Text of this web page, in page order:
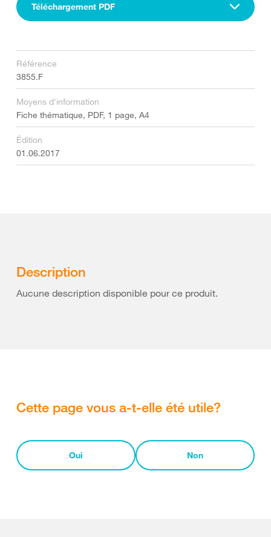
Téléchargement PDF
Référence
3855.F
Moyens d'information
Fiche thématique, PDF, 1 page, A4
Édition
01.06.2017
Description
Aucune description disponible pour ce produit.
Cette page vous a-t-elle été utile?
Oui Non